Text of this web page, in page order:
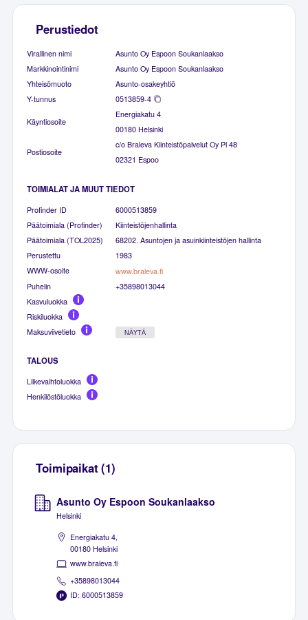
Perustiedot
Virallinen nimi
Asunto Oy Espoon Soukanlaakso
Markkinointinimi
Asunto Oy Espoon Soukanlaakso
Yhteisömuoto
Asunto-osakeyhtiö
Y-tunnus
0513859-4
Käyntiosoite
Energiakatu 4
00180 Helsinki
Postiosoite
c/o Braleva Kiinteistöpalvelut Oy Pl 48
02321 Espoo
TOIMIALAT JA MUUT TIEDOT
Profinder ID
6000513859
Päätoimiala (Profinder)
Kiinteistöjenhallinta
Päätoimiala (TOL2025)
68202. Asuntojen ja asuinkiinteistöjen hallinta
Perustettu
1983
WWW-osoite
www.braleva.fi
Puhelin
+35898013044
Kasvuluokka
Riskiluokka
Maksuviivetieto
NÄYTÄ
TALOUS
Liikevaihtoluokka
Henkilöstöluokka
Toimipaikat (1)
Asunto Oy Espoon Soukanlaakso
Helsinki
Energiakatu 4,
00180 Helsinki
www.braleva.fi
+35898013044
ID: 6000513859